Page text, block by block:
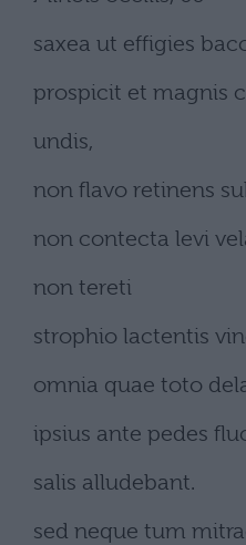
saxea ut effigies
prospicit et magnis
undis,
non flavo retinens
non contecta levi
non tereti
strophio lactentis
omnia quae toto
ipsius ante pedes
salis alludebant.
sed neque tum